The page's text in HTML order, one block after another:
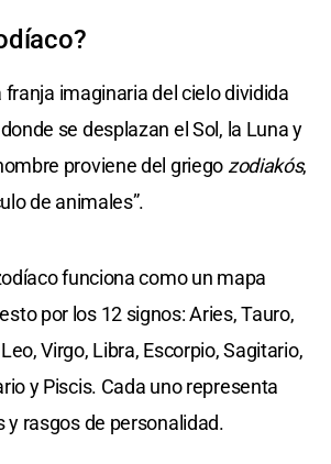
franja imaginaria del cielo dividida
se desplazan el Sol, la Luna y
proviene del griego zodiakós,
de animales”.
funciona como un mapa
por los 12 signos: Aries, Tauro,
Virgo, Libra, Escorpio, Sagitario,
y Piscis. Cada uno representa
y rasgos de personalidad.